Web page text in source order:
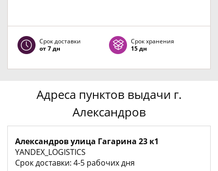
Срок доставки
от 7 дн
Срок хранения
15 дн
Адреса пунктов выдачи г.
Александров
Александров улица Гагарина 23 к1
YANDEX_LOGISTICS
Срок доставки: 4-5 рабочих дня